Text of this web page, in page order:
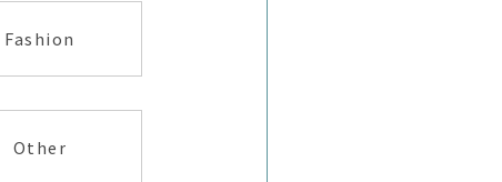
Fashion
Other